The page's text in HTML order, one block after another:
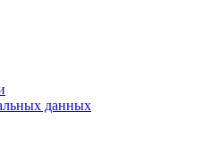
данных